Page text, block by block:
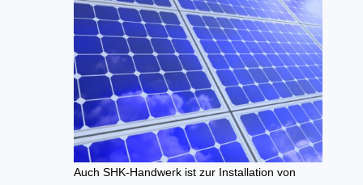
Auch SHK-Handwerk ist zur Installation von